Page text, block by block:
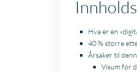
Hva er en
40 % større
Årsaker til
Visum for